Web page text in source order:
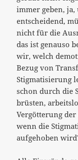
immer geben,
entscheidend,
nicht für die
das ist genauso
wir, welch
Bezug von
Stigmatisierung
schon durch die
brüsten,
Vergötterung
wenn die
aufgehoben